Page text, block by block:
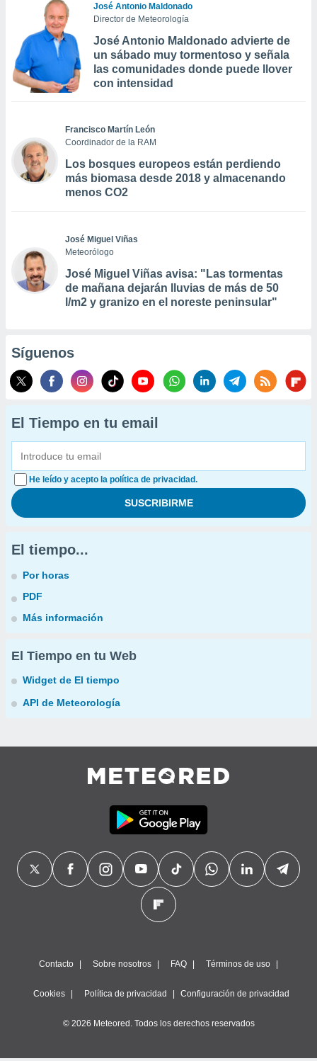
José Antonio Maldonado
Director de Meteorología
José Antonio Maldonado advierte de
un sábado muy tormentoso y señala
las comunidades donde puede llover
con intensidad
Francisco Martín León
Coordinador de la RAM
Los bosques europeos están perdiendo
más biomasa desde 2018 y almacenando
menos CO2
José Miguel Viñas
Meteorólogo
José Miguel Viñas avisa: "Las tormentas
de mañana dejarán lluvias de más de 50
l/m2 y granizo en el noreste peninsular"
Síguenos
El Tiempo en tu email
He leído y acepto la política de privacidad.
El tiempo...
Por horas
PDF
Más información
El Tiempo en tu Web
Widget de El tiempo
API de Meteorología
Contacto Sobre nosotros FAQ Términos de uso
Cookies Política de privacidad Configuración de privacidad
© 2026 Meteored. Todos los derechos reservados